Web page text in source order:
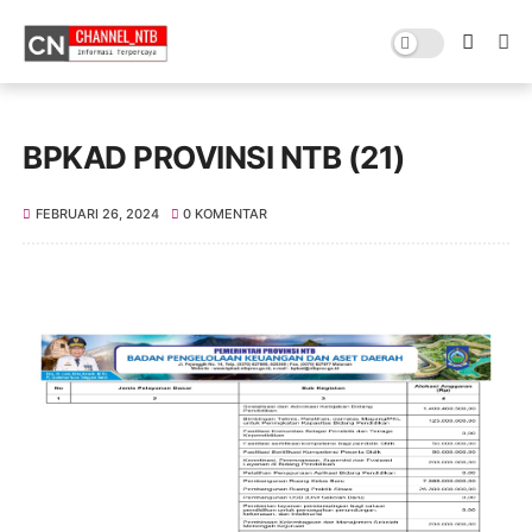
BPKAD PROVINSI NTB (21)
FEBRUARI 26, 2024 0 KOMENTAR